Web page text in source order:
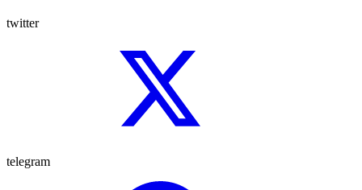
twitter
telegram